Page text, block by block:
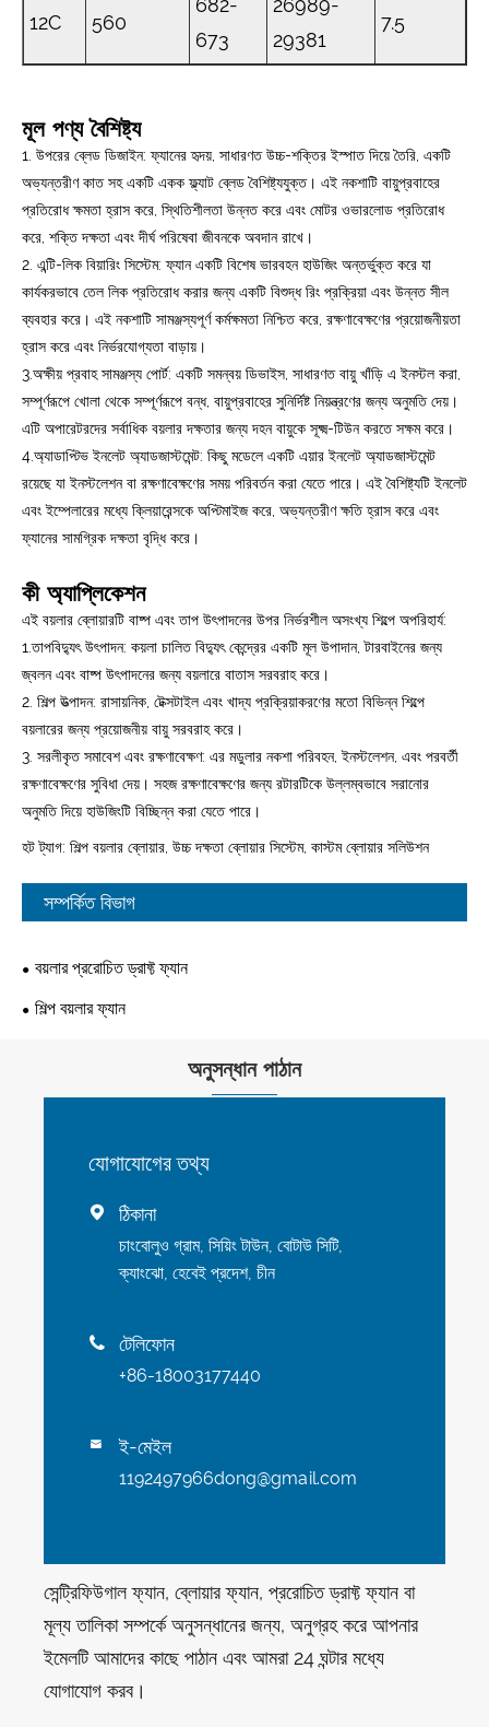
12C 560
682-
673
26989-
29381
7.5
মূল পণ্য বৈশিষ্ট্য
1. উপরের ব্লেড ডিজাইন: ফ্যানের হৃদয়, সাধারণত উচ্চ-শক্তির ইস্পাত দিয়ে তৈরি, একটি
অভ্যন্তরীণ কাত সহ একটি একক ফ্ল্যাট ব্লেড বৈশিষ্ট্যযুক্ত। এই নকশাটি বায়ুপ্রবাহের
প্রতিরোধ ক্ষমতা হ্রাস করে, স্থিতিশীলতা উন্নত করে এবং মোটর ওভারলোড প্রতিরোধ
করে, শক্তি দক্ষতা এবং দীর্ঘ পরিষেবা জীবনকে অবদান রাখে।
2. এন্টি-লিক বিয়ারিং সিস্টেম: ফ্যান একটি বিশেষ ভারবহন হাউজিং অন্তর্ভুক্ত করে যা
কার্যকরভাবে তেল লিক প্রতিরোধ করার জন্য একটি বিশুদ্ধ রিং প্রক্রিয়া এবং উন্নত সীল
ব্যবহার করে। এই নকশাটি সামঞ্জস্যপূর্ণ কর্মক্ষমতা নিশ্চিত করে, রক্ষণাবেক্ষণের প্রয়োজনীয়তা
হ্রাস করে এবং নির্ভরযোগ্যতা বাড়ায়।
3.অক্ষীয় প্রবাহ সামঞ্জস্য পোর্ট: একটি সমন্বয় ডিভাইস, সাধারণত বায়ু খাঁড়ি এ ইনস্টল করা,
সম্পূর্ণরূপে খোলা থেকে সম্পূর্ণরূপে বন্ধ, বায়ুপ্রবাহের সুনির্দিষ্ট নিয়ন্ত্রণের জন্য অনুমতি দেয়।
এটি অপারেটরদের সর্বাধিক বয়লার দক্ষতার জন্য দহন বায়ুকে সূক্ষ্ম-টিউন করতে সক্ষম করে।
4.অ্যাডাপ্টিভ ইনলেট অ্যাডজাস্টমেন্ট: কিছু মডেলে একটি এয়ার ইনলেট অ্যাডজাস্টমেন্ট
রয়েছে যা ইনস্টলেশন বা রক্ষণাবেক্ষণের সময় পরিবর্তন করা যেতে পারে। এই বৈশিষ্ট্যটি ইনলেট
এবং ইম্পেলারের মধ্যে ক্লিয়ারেন্সকে অপ্টিমাইজ করে, অভ্যন্তরীণ ক্ষতি হ্রাস করে এবং
ফ্যানের সামগ্রিক দক্ষতা বৃদ্ধি করে।
কী অ্যাপ্লিকেশন
এই বয়লার ব্লোয়ারটি বাষ্প এবং তাপ উৎপাদনের উপর নির্ভরশীল অসংখ্য শিল্পে অপরিহার্য:
1.তাপবিদ্যুৎ উৎপাদন: কয়লা চালিত বিদ্যুৎ কেন্দ্রের একটি মূল উপাদান, টারবাইনের জন্য
জ্বলন এবং বাষ্প উৎপাদনের জন্য বয়লারে বাতাস সরবরাহ করে।
2. শিল্প উত্পাদন: রাসায়নিক, টেক্সটাইল এবং খাদ্য প্রক্রিয়াকরণের মতো বিভিন্ন শিল্পে
বয়লারের জন্য প্রয়োজনীয় বায়ু সরবরাহ করে।
3. সরলীকৃত সমাবেশ এবং রক্ষণাবেক্ষণ: এর মডুলার নকশা পরিবহন, ইনস্টলেশন, এবং পরবর্তী
রক্ষণাবেক্ষণের সুবিধা দেয়। সহজ রক্ষণাবেক্ষণের জন্য রটারটিকে উল্লম্বভাবে সরানোর
অনুমতি দিয়ে হাউজিংটি বিচ্ছিন্ন করা যেতে পারে।
হট ট্যাগ: শিল্প বয়লার ব্লোয়ার, উচ্চ দক্ষতা ব্লোয়ার সিস্টেম, কাস্টম ব্লোয়ার সলিউশন
সম্পর্কিত বিভাগ
বয়লার প্ররোচিত ড্রাফ্ট ফ্যান
শিল্প বয়লার ফ্যান
অনুসন্ধান পাঠান
যোগাযোগের তথ্য
 ঠিকানা
চাংবোলুও গ্রাম, সিয়িং টাউন, বোটাউ সিটি,
ক্যাংঝো, হেবেই প্রদেশ, চীন
 টেলিফোন
+86-18003177440
 ই-মেইল
1192497966dong@gmail.com
সেন্ট্রিফিউগাল ফ্যান, ব্লোয়ার ফ্যান, প্ররোচিত ড্রাফ্ট ফ্যান বা
মূল্য তালিকা সম্পর্কে অনুসন্ধানের জন্য, অনুগ্রহ করে আপনার
ইমেলটি আমাদের কাছে পাঠান এবং আমরা 24 ঘন্টার মধ্যে
যোগাযোগ করব।